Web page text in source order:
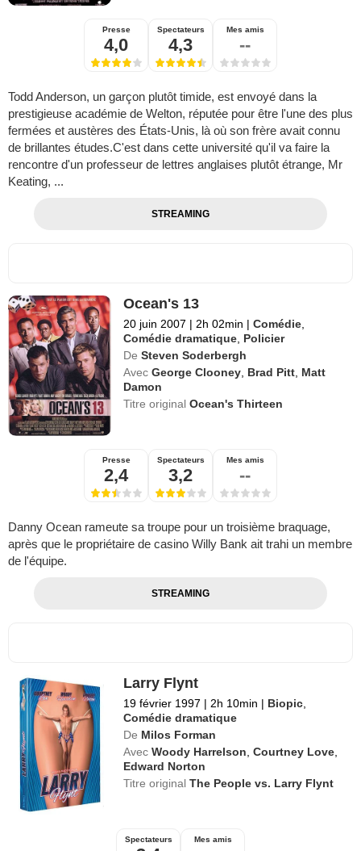
Presse
4,0
Spectateurs
4,3
Mes amis
--
Todd Anderson, un garçon plutôt timide, est envoyé dans la
prestigieuse académie de Welton, réputée pour être l'une des plus
fermées et austères des États-Unis, là où son frère avait connu
de brillantes études.C'est dans cette université qu'il va faire la
rencontre d'un professeur de lettres anglaises plutôt étrange, Mr
Keating, ...
STREAMING
Ocean's 13
20 juin 2007 | 2h 02min | Comédie
Comédie dramatique Policier
De Steven Soderbergh
Avec George Clooney Brad Pitt Matt
Damon
Titre originalOcean's Thirteen
Presse
2,4
Spectateurs
3,2
Mes amis
--
Danny Ocean rameute sa troupe pour un troisième braquage,
après que le propriétaire de casino Willy Bank ait trahi un membre
de l'équipe.
STREAMING
Larry Flynt
19 février 1997 | 2h 10min | Biopic
Comédie dramatique
De Milos Forman
Avec Woody Harrelson ,Courtney Love
Edward Norton
Titre originalThe People vs. Larry Flynt
Spectateurs Mes amis